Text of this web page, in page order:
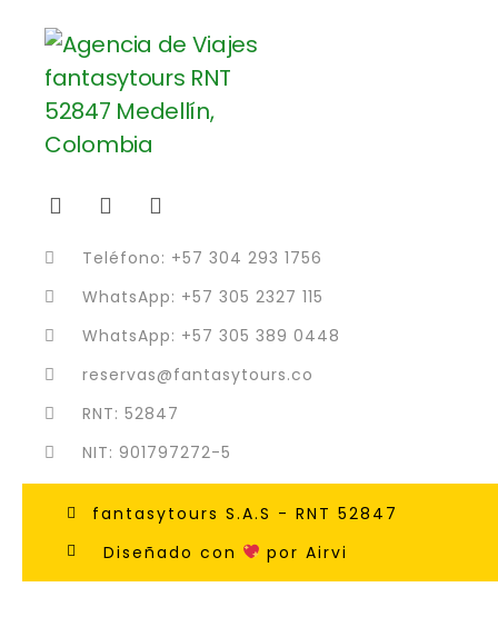
Teléfono: +57 304 293 1756
WhatsApp: +57 305 2327 115
WhatsApp: +57 305 389 0448
reservas@fantasytours.co
RNT: 52847
NIT: 901797272-5
fantasytours S.A.S - RNT 52847
Diseñado con
por Airvi